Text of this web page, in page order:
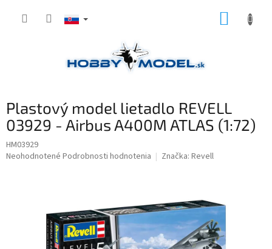
Plastový model lietadlo REVELL
03929 - Airbus A400M ATLAS (1:72)
HM03929
Priemerné
hviezdičiek.
Neohodnotené Podrobnosti hodnotenia Značka: Revell